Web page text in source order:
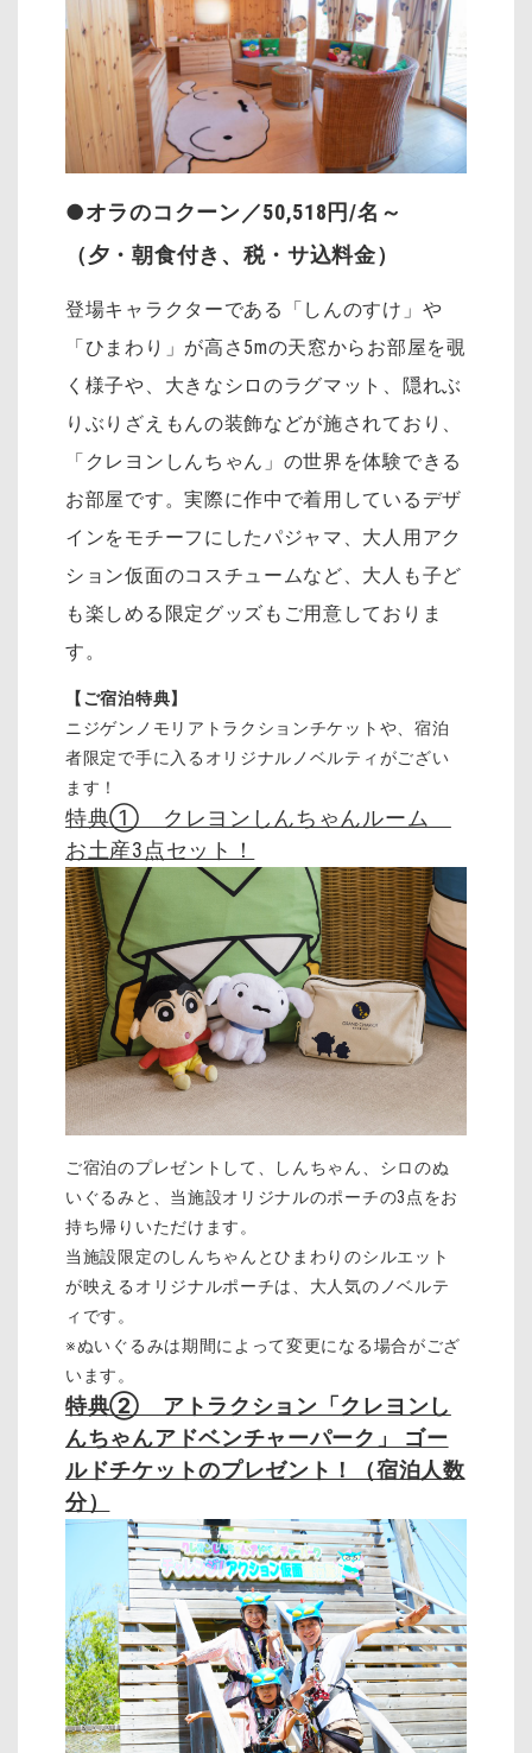
●オラのコクーン／50,518円/名～
（夕・朝食付き、税・サ込料金）
登場キャラクターである「しんのすけ」や
「ひまわり」が高さ5mの天窓からお部屋を覗
く様子や、大きなシロのラグマット、隠れぶ
りぶりざえもんの装飾などが施されており、
「クレヨンしんちゃん」の世界を体験できる
お部屋です。実際に作中で着用しているデザ
インをモチーフにしたパジャマ、大人用アク
ション仮面のコスチュームなど、大人も子ど
も楽しめる限定グッズもご用意しておりま
す。
【ご宿泊特典】
ニジゲンノモリアトラクションチケットや、宿泊
者限定で手に入るオリジナルノベルティがござい
ます！
特典① クレヨンしんちゃんルーム
お土産3点セット！
ご宿泊のプレゼントして、しんちゃん、シロのぬ
いぐるみと、当施設オリジナルのポーチの3点をお
持ち帰りいただけます。
当施設限定のしんちゃんとひまわりのシルエット
が映えるオリジナルポーチは、大人気のノベルテ
ィです。
※ぬいぐるみは期間によって変更になる場合がござ
います。
特典② アトラクション「クレヨンし
んちゃんアドベンチャーパーク」 ゴー
ルドチケットのプレゼント！（宿泊人数
分）